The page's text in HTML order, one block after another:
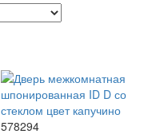
578294